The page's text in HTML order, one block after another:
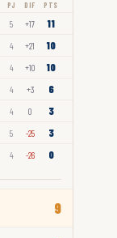
PJ DIF PTS
5 +17 11
4 +21 10
4 +10 10
4 +3 6
4 0 3
5 -25 3
4 -26 0
9